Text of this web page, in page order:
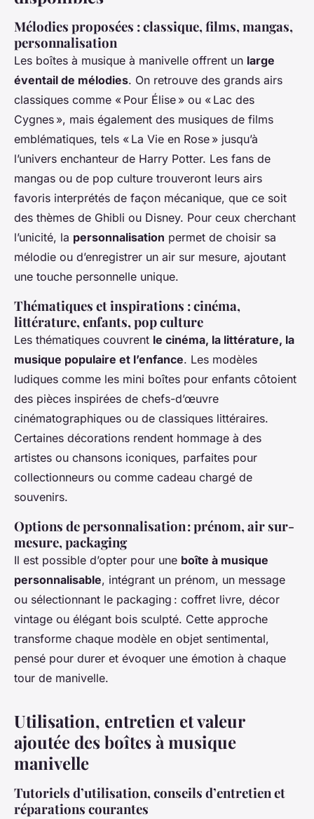
Mélodies proposées : classique, films, mangas,
personnalisation
Les boîtes à musique à manivelle offrent un large
éventail de mélodies. On retrouve des grands airs
classiques comme « Pour Élise » ou « Lac des
Cygnes », mais également des musiques de films
emblématiques, tels « La Vie en Rose » jusqu’à
l’univers enchanteur de Harry Potter. Les fans de
mangas ou de pop culture trouveront leurs airs
favoris interprétés de façon mécanique, que ce soit
des thèmes de Ghibli ou Disney. Pour ceux cherchant
l’unicité, la personnalisation permet de choisir sa
mélodie ou d’enregistrer un air sur mesure, ajoutant
une touche personnelle unique.
Thématiques et inspirations : cinéma,
littérature, enfants, pop culture
Les thématiques couvrent le cinéma, la littérature, la
musique populaire et l’enfance. Les modèles
ludiques comme les mini boîtes pour enfants côtoient
des pièces inspirées de chefs-d’œuvre
cinématographiques ou de classiques littéraires.
Certaines décorations rendent hommage à des
artistes ou chansons iconiques, parfaites pour
collectionneurs ou comme cadeau chargé de
souvenirs.
Options de personnalisation : prénom, air sur-
mesure, packaging
Il est possible d’opter pour une boîte à musique
personnalisable, intégrant un prénom, un message
ou sélectionnant le packaging : coffret livre, décor
vintage ou élégant bois sculpté. Cette approche
transforme chaque modèle en objet sentimental,
pensé pour durer et évoquer une émotion à chaque
tour de manivelle.
Utilisation, entretien et valeur
ajoutée des boîtes à musique
manivelle
Tutoriels d’utilisation, conseils d’entretien et
réparations courantes